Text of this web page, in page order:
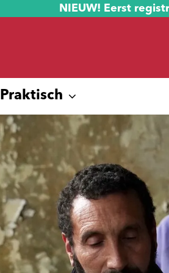
NIEUW! Eerst
Praktisch